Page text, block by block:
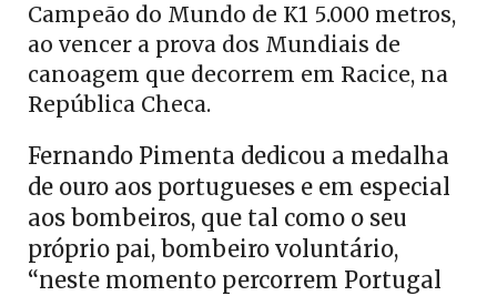
Campeão do Mundo de K1 5.000 metros,
ao vencer a prova dos Mundiais de
canoagem que decorrem em Racice, na
República Checa.
Fernando Pimenta dedicou a medalha
de ouro aos portugueses e em especial
aos bombeiros, que tal como o seu
próprio pai, bombeiro voluntário,
“neste momento percorrem Portugal